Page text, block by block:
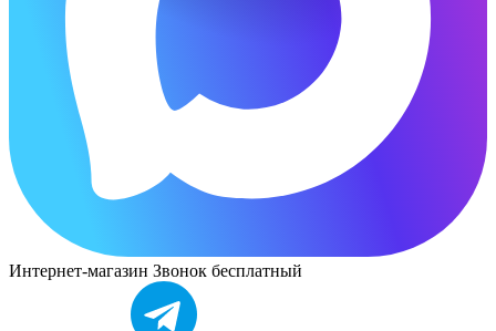
Интернет-магазин Звонок бесплатный